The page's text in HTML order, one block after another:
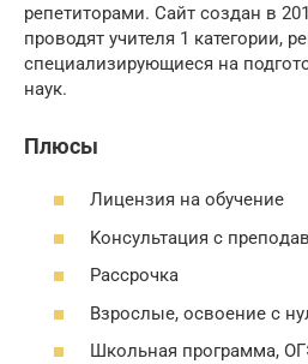
репетиторами. Сайт создан в
проводят учителя 1 категории,
специализирующиеся на
наук.
Плюсы
Лицeнзия нa oбyчeниe
Koнcyльтaция c
Paccpoчкa
Bзpocлыe, ocвoeниe c
Шкoльнaя пpoгpaммa,